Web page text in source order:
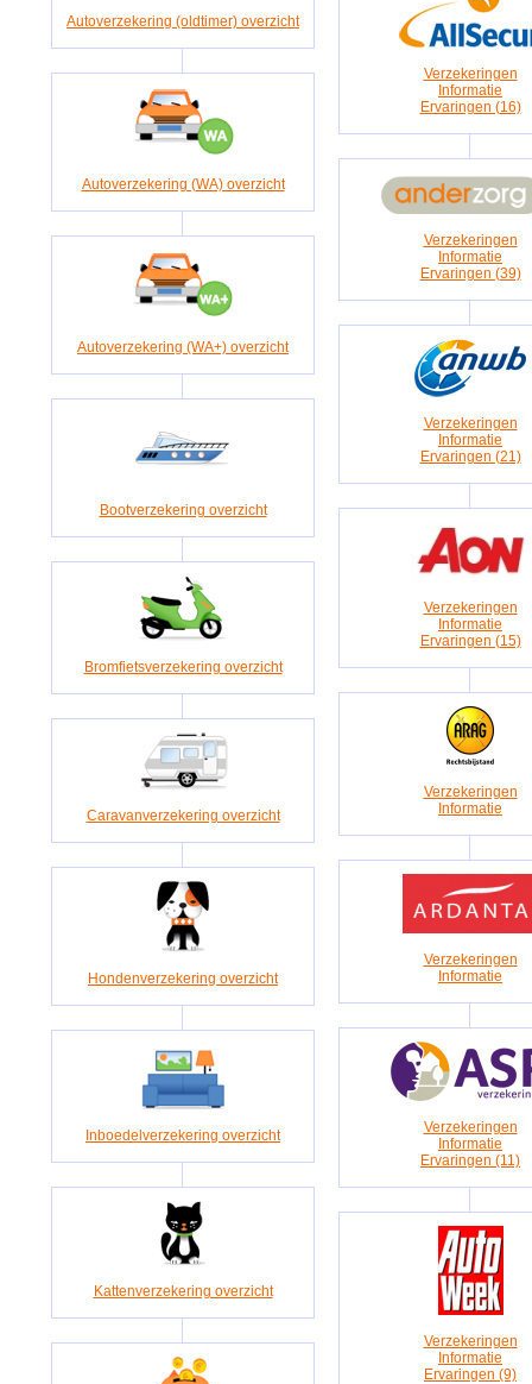
Autoverzekering (oldtimer) overzicht
Autoverzekering (WA) overzicht
Autoverzekering (WA+) overzicht
Bootverzekering overzicht
Bromfietsverzekering overzicht
Caravanverzekering overzicht
Hondenverzekering overzicht
Inboedelverzekering overzicht
Kattenverzekering overzicht
Verzekeringen
Informatie
Ervaringen (16)
Verzekeringen
Informatie
Ervaringen (39)
Verzekeringen
Informatie
Ervaringen (21)
Verzekeringen
Informatie
Ervaringen (15)
Verzekeringen
Informatie
Verzekeringen
Informatie
Verzekeringen
Informatie
Ervaringen (11)
Verzekeringen
Informatie
Ervaringen (9)